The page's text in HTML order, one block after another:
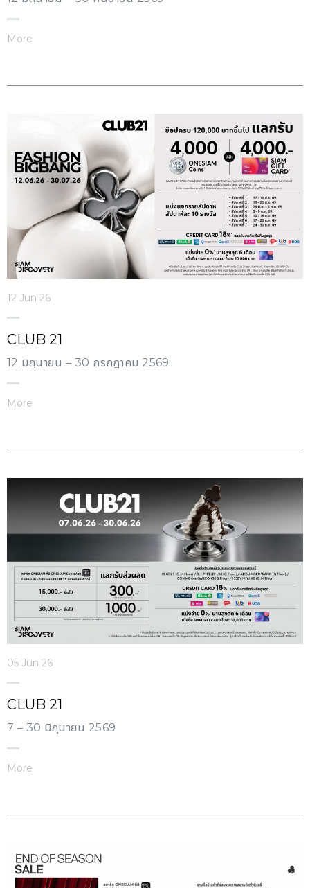
More
12 Jun 26
CLUB 21
12 มิถุนายน – 30 กรกฎาคม 2569
More
05 Jun 26
CLUB 21
7 – 30 มิถุนายน 2569
More